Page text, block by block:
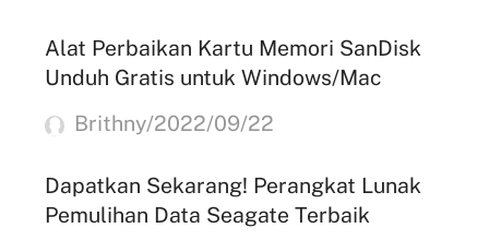
Alat Perbaikan Kartu Memori SanDisk
Unduh Gratis untuk Windows/Mac
Brithny/2022/09/22
Dapatkan Sekarang! Perangkat Lunak
Pemulihan Data Seagate Terbaik